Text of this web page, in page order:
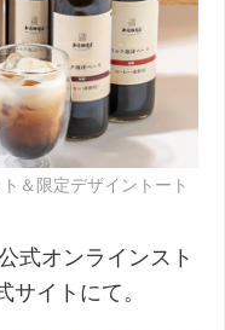
＆限定デザイントート
式オンラインスト
イトにて。